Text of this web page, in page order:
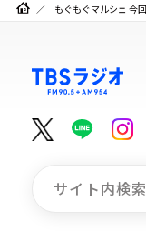
もぐもぐマルシェ 今回